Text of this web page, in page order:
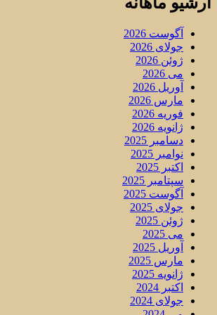
آگوست 2026
جولای 2026
ژوئن 2026
می 2026
آوریل 2026
مارس 2026
فوریه 2026
ژانویه 2026
دسامبر 2025
نوامبر 2025
اکتبر 2025
سپتامبر 2025
آگوست 2025
جولای 2025
ژوئن 2025
می 2025
آوریل 2025
مارس 2025
ژانویه 2025
اکتبر 2024
جولای 2024